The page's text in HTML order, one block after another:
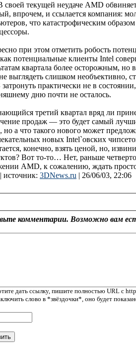
своей текущей неудаче AMD
впрочем, и ссылается компания:
что катастрофическим
при этом отметить робость
как потенциальные клиенты Intel
квартала более осторожным,
выглядеть слишком необъективно,
практически не в
дню почти не осталось.
третий квартал вряд ли
продаж — это будет самый
но а что такого нового может
новых Intel`овских
конечно, взять ценой, но,
Вот то-то… Нет, раньше
AMD, к сожалению, ждать
| источник: 3DNews.ru | 26/06/03, 22:06
комментарии. Возможно вам
дать ссылку, пишите полностью URL с
слово в *звёздочки*, оно будет